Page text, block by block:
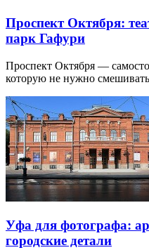
Проспект Октября:
парк Гафури
Проспект Октября —
которую не нужно
Уфа для фотографа:
городские детали